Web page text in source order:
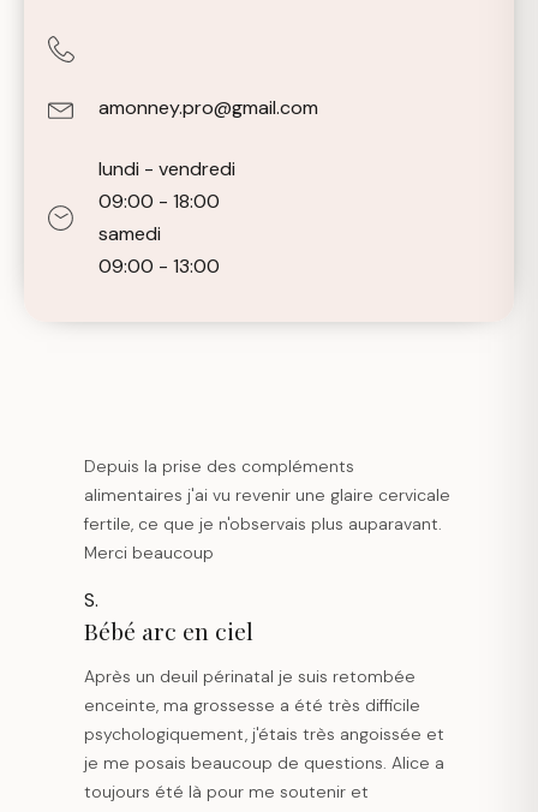
amonney.pro@gmail.com
lundi - vendredi
09:00 - 18:00
samedi
09:00 - 13:00
Depuis la prise des compléments
alimentaires j'ai vu revenir une glaire cervicale
fertile, ce que je n'observais plus auparavant.
Merci beaucoup
S.
Bébé arc en ciel
Après un deuil périnatal je suis retombée
enceinte, ma grossesse a été très difficile
psychologiquement, j'étais très angoissée et
je me posais beaucoup de questions. Alice a
toujours été là pour me soutenir et